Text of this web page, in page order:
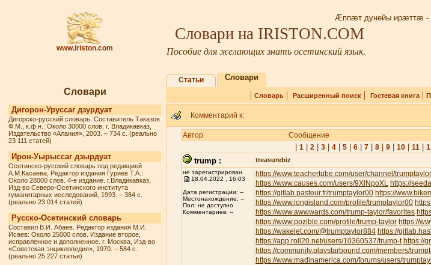
www.iriston.com
Æппæт дунейы ирæттæ -
Словари на IRISTON.COM
Пособие для желающих знать осетинский язык.
Словари
Дигорон-Уруссаг дзурдуат
Дигорско-русский словарь. Составитель Таказов
Ф.М., к.ф.н.: Около 30000 слов. г. Владикавказ,
Издательство «Алания», 2003. – 734 с. (реально
23 111 статей)
Ирон-Уырыссаг дзырдуат
Осетинско-русский словарь под редакцией
А.М.Касаева, Редактор издания Гуриев Т.А.:
Около 28000 слов. 4-е издание. г.Владикавказ,
Изд-во Северо-Осетинского института
гуманитарных исследований, 1993. – 384 с.
(реально 23 014 статей)
Русско-Осетинский словарь
Составил В.И. Абаев. Редактор издания М.И.
Исаев: Около 25000 слов. Издание второе,
исправленное и дополненное. г. Москва, Изд-во
«Советская энциклопедия», 1970. – 584 с.
(реально 25 227 статьи)
Статьи Словари
| Словарь| Расширенный поиск| Гостевая книга|
Комментарий к:
Автор Сообщение
1| 2| 3| 4| 5| 6| 7| 8| 9| 10| 11|
trump :
treasurebiz
не зарегистрирован
18.04.2022 , 16:03
Дата регистрации: --
Местонахождение: --
Пол: не доступно
Комментариев: --
https://www.teachertube.com/user/channel/
https://www.causes.com/users/9XlNpoXL https://
https://gitlab.pasteur.fr/trumptaylor00 https://
https://www.longisland.com/profile/trumptaylor00
https://www.awwwards.com/trump-taylor/favorites
https://www.pozible.com/profile/trump-taylor https://
https://wakelet.com/@trumptaylor884 https://
https://app.roll20.net/users/10360537/trump-t https://
https://community.playstarbound.com/members/
https://www.madinamerica.com/forums/users/